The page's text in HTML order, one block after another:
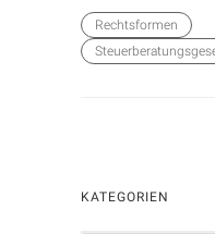
Rechtsformen
KATEGORIEN